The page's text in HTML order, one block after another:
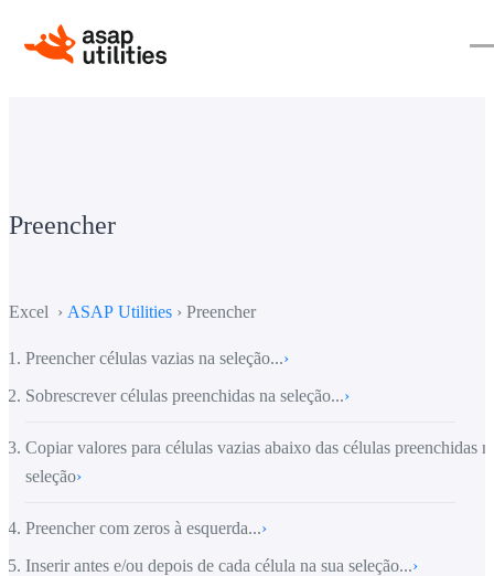
Preencher
Excel › ASAP Utilities › Preencher
Preencher células vazias na seleção...›
Sobrescrever células preenchidas na seleção...›
Copiar valores para células vazias abaixo das células preenchidas
seleção›
Preencher com zeros à esquerda...›
Inserir antes e/ou depois de cada célula na sua seleção...›